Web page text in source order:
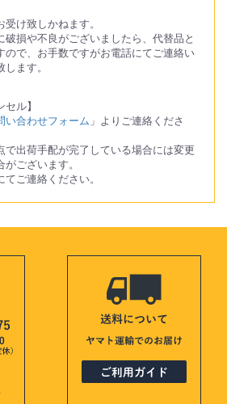
け致しかねます。
損や不良がございましたら、代替品と
ので、お手数ですがお電話にてご連絡い
ます。
ル】
い合わせフォーム 」よりご連絡くださ
で出荷手配が完了している場合には変更
ございます。
ご連絡ください。